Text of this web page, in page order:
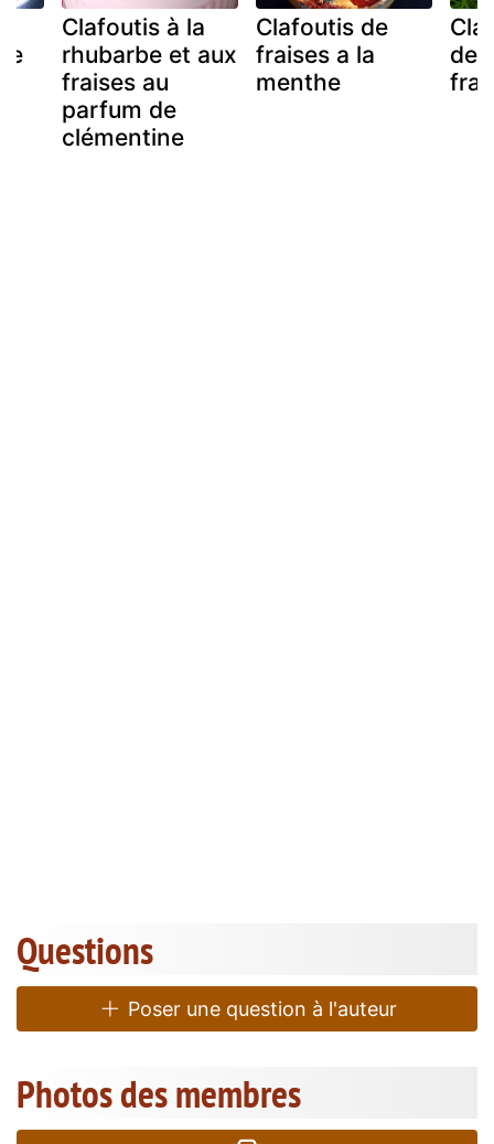
Clafoutis à la
rhubarbe et aux
fraises au
parfum de
clémentine
Clafoutis de
fraises a la
menthe
de
Questions
Poser une question à l'auteur
Photos des membres